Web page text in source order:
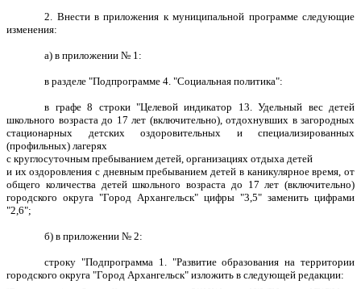
2. Внести в приложения к муниципальной программе следующие
изменения:
а) в приложении № 1:
в разделе "Подпрограмме4. "Социальная политика":
в графе 8 строки "Целевой индикатор 13. Удельный вес детей
школьного возраста до 17 лет (включительно), отдохнувших в загородных
стационарных детских оздоровительных и специализированных
(профильных) лагерях
с круглосуточным пребыванием детей, организациях отдыха детей
и их оздоровления с дневным пребыванием детей в каникулярное время, от
общего количества детей школьного возраста до 17 лет (включительно)
городского округа "Город Архангельск" цифры "3,5" заменить цифрами
"2,6";
б) в приложении № 2:
строку "Подпрограмма 1. "Развитие образования на территории
городского округа "Город Архангельск" изложить в следующей редакции: